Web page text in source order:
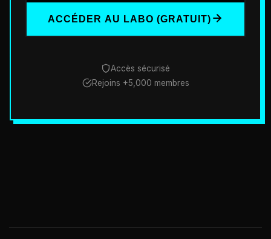
ACCÉDER AU LABO (GRATUIT)
Accès sécurisé
Rejoins +5,000 membres